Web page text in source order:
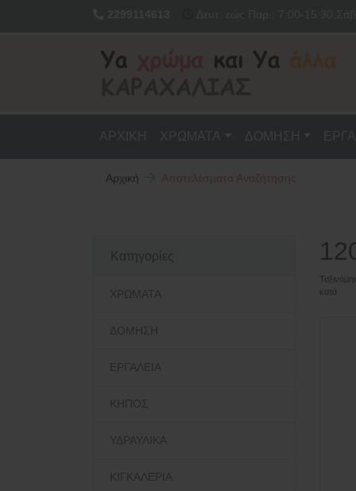
ΑΡΧΙΚΗ ΧΡΩΜΑΤΑ ΔΟΜΗΣΗ
Αρχική Αποτελέσματα Αναζήτησης
Κατηγορίες
ΧΡΩΜΑΤΑ
ΔΟΜΗΣΗ
ΕΡΓΑΛΕΙΑ
ΚΗΠΟΣ
ΥΔΡΑΥΛΙΚΑ
ΚΙΓΚΑΛΕΡΙΑ
κατά